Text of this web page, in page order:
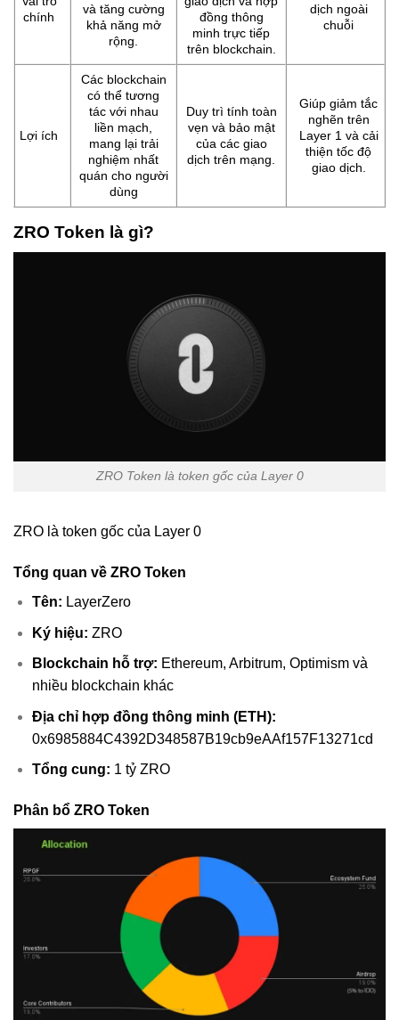
chính
và tăng cường
khả năng mở
rộng.
đồng thông
minh trực tiếp
trên blockchain.
dịch ngoài
chuỗi
Lợi ích
Các blockchain
có thể tương
tác với nhau
liền mạch,
mang lại trải
nghiệm nhất
quán cho người
dùng
Duy trì tính toàn
vẹn và bảo mật
của các giao
dịch trên mạng.
Giúp giảm tắc
nghẽn trên
Layer 1 và cải
thiện tốc độ
giao dịch.
ZRO Token là gì?
ZRO Token là token gốc của Layer 0
ZRO là token gốc của Layer 0
Tổng quan về ZRO Token
Tên: LayerZero
Ký hiệu: ZRO
Blockchain hỗ trợ: Ethereum, Arbitrum, Optimism và
nhiều blockchain khác
Địa chỉ hợp đồng thông minh (ETH):
0x6985884C4392D348587B19cb9eAAf157F13271cd
Tổng cung: 1 tỷ ZRO
Phân bổ ZRO Token